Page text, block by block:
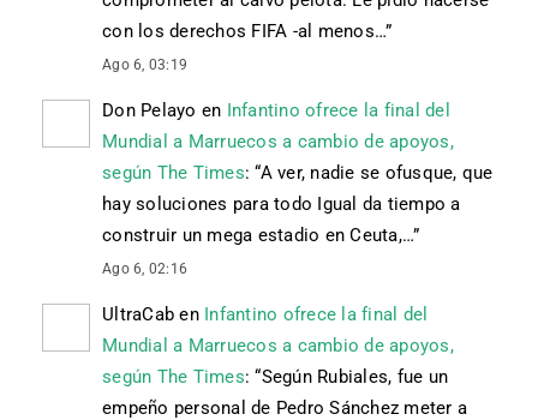
con los derechos FIFA -al menos…”
Ago 6, 03:19
Don Pelayo en Infantino ofrece la final del
Mundial a Marruecos a cambio de apoyos,
según The Times: “A ver, nadie se ofusque, que
hay soluciones para todo Igual da tiempo a
construir un mega estadio en Ceuta,…”
Ago 6, 02:16
UltraCab en Infantino ofrece la final del
Mundial a Marruecos a cambio de apoyos,
según The Times: “Según Rubiales, fue un
empeño personal de Pedro Sánchez meter a